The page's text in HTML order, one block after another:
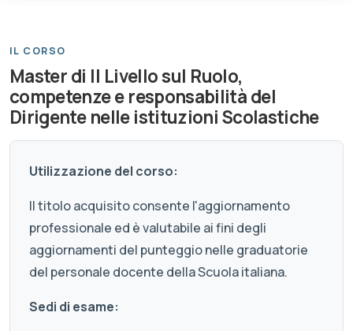
IL CORSO
Master di II Livello sul Ruolo,
competenze e responsabilità del
Dirigente nelle istituzioni Scolastiche
Utilizzazione del corso:
Il titolo acquisito consente l'aggiornamento
professionale ed è valutabile ai fini degli
aggiornamenti del punteggio nelle graduatorie
del personale docente della Scuola italiana.
Sedi di esame: